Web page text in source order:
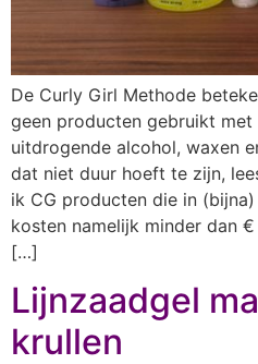
De Curly Girl Methode
geen producten gebruikt met
uitdrogende alcohol, waxen
dat niet duur hoeft te zijn,
ik CG producten die in
kosten namelijk minder dan
[…]
Lijnzaadgel
krullen